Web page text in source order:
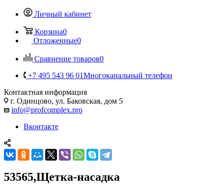
Личный кабинет
Корзина0
Отложенные0
Сравнение товаров0
+7 495 543 96 01Многоканальный телефон
Контактная информация
г. Одинцово, ул. Баковская, дом 5
info@profcomplex.pro
Вконтакте
53565,Щетка-насадка